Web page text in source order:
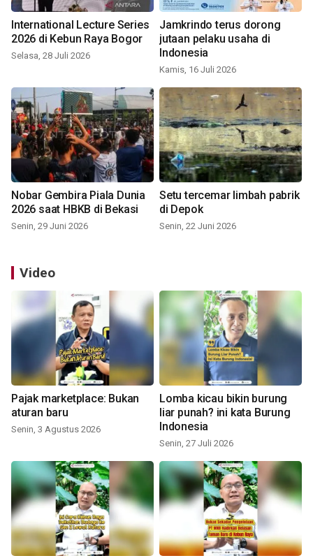
International Lecture Series
2026 di Kebun Raya Bogor
Selasa, 28 Juli 2026
Jamkrindo terus dorong
jutaan pelaku usaha di
Indonesia
Kamis, 16 Juli 2026
Nobar Gembira Piala Dunia
2026 saat HBKB di Bekasi
Senin, 29 Juni 2026
Setu tercemar limbah pabrik
di Depok
Senin, 22 Juni 2026
Video
Pajak marketplace: Bukan
aturan baru
Senin, 3 Agustus 2026
Lomba kicau bikin burung
liar punah? ini kata Burung
Indonesia
Senin, 27 Juli 2026